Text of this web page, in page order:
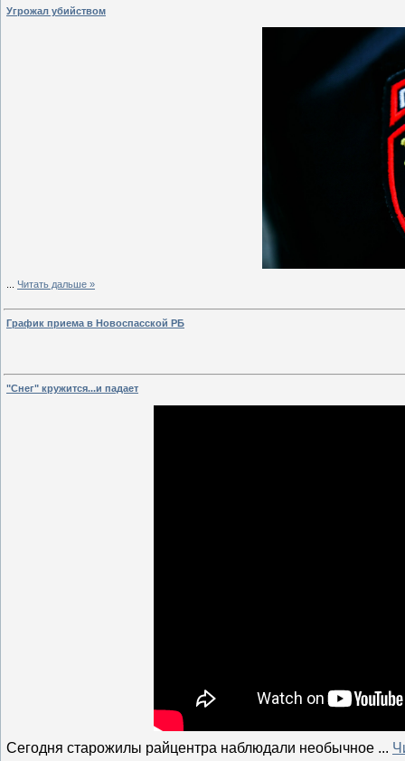
Угрожал убийством
Читать дальше »
График приема в Новоспасской РБ
"Снег" кружится...и падает
Сегодня старожилы райцентра наблюдали необычное ...